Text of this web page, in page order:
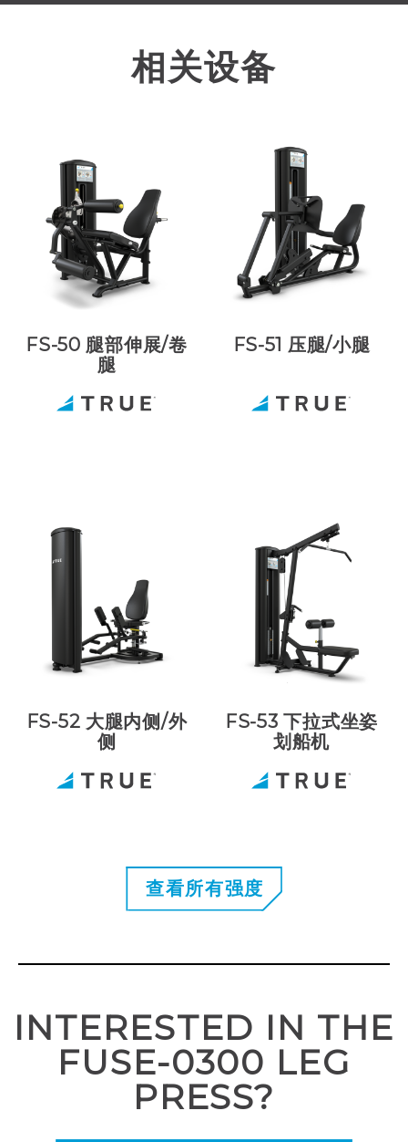
相关设备
FS-50 腿部伸展/卷
腿
FS-51 压腿/小腿
FS-52 大腿内侧/外
侧
FS-53 下拉式坐姿
划船机
查看所有强度
INTERESTED IN THE
FUSE-0300 LEG
PRESS?